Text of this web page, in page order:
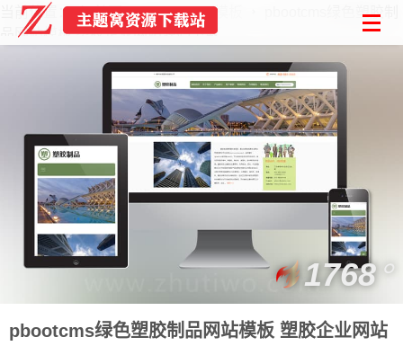
当前位置： 首页 PbootCMS模板
pbootcms绿色塑胶制
品网站模板 塑胶企业网站源码下载
pbootcms绿色塑胶制品网站模板 塑胶企业网站
1768